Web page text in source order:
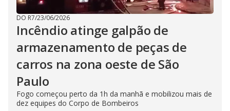
DO R7/23/06/2026
Incêndio atinge galpão de
armazenamento de peças de
carros na zona oeste de São
Paulo
Fogo começou perto da 1h da manhã e mobilizou mais de
dez equipes do Corpo de Bombeiros